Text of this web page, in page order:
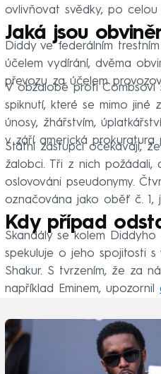
ovlivňovat svědky, po
Jaká jsou
Diddy ve federálním
účelem vydírání, dvěma
převozu za účelem
V obžalobě proti Combsovi
spiknutí, které se mimo jiné
únosy, žhářstvím,
v září americká
Státní zástupci očekávají,
žalobci. Tři z nich požádali,
oslovováni pseudonymy.
označována jako oběť č. 1,
Kdy případ
Skandály se kolem
spekuluje o jeho spojitosti s
Shakur. S tvrzením, že za
například Eminem, upozornil